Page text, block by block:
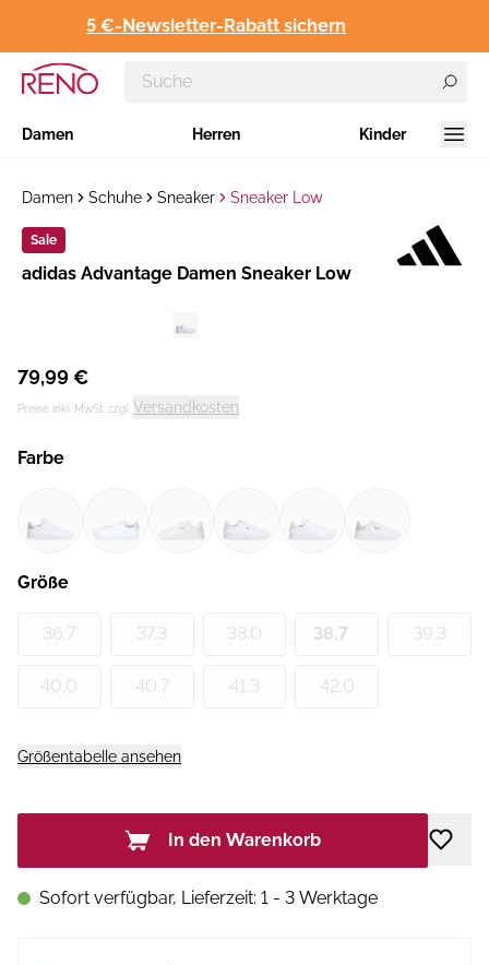
5 €-Newsletter-Rabatt sichern
Damen Herren Kinder
Damen Schuhe Sneaker Sneaker Low
Sale
Hersteller:
adidas Advantage Damen Sneaker Low
79,99 €
Preise inkl. MwSt. zzgl. Versandkosten
Farbe
Größe
36.7 37.3 38.0 38.7 39.3
40.0 40.7 41.3 42.0
Größentabelle ansehen
In den Warenkorb
Sofort verfügbar, Lieferzeit: 1 - 3 Werktage